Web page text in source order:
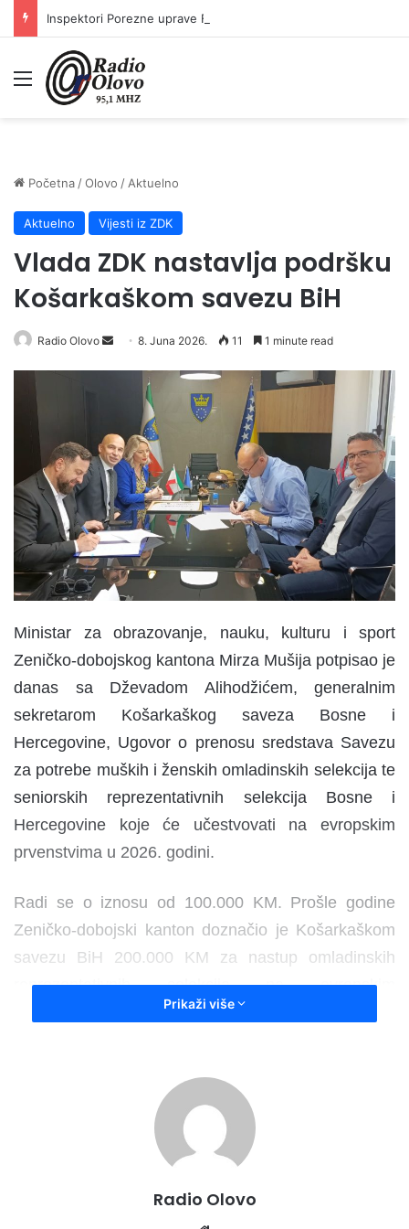
Meni
Početna /Olovo / Aktuelno
Aktuelno Vijesti iz ZDK
Vlada ZDK nastavlja podršku
Košarkaškom savezu BiH
Radio Olovo
n
e
m
a
i
l
8. Juna 2026. 11 1 minute read
Ministar za obrazovanje, nauku, kulturu i sport
Zeničko-dobojskog kantona Mirza Mušija potpisao je
danas sa Dževadom Alihodžićem, generalnim
sekretarom Košarkaškog saveza Bosne i
Hercegovine, Ugovor o prenosu sredstava Savezu
za potrebe muških i ženskih omladinskih selekcija te
seniorskih reprezentativnih selekcija Bosne i
Hercegovine koje će učestvovati na evropskim
prvenstvima u 2026. godini.
Radi se o iznosu od 100.000 KM. Prošle godine
Zeničko-dobojski kanton doznačio je Košarkaškom
savezu BiH 200.000 KM za nastup omladinskih
reprezentativnih selekcija na evropskim
rekao je da Vlada ZDK kontinuirano ulaže u sport,
prepoznajući njegov značaj za razvoj mladih i
promociju Bosne i Hercegovine na međunarodnoj
– Naši sportisti i reprezentativne selekcije najbolji su
Prikaži više
Radio Olovo